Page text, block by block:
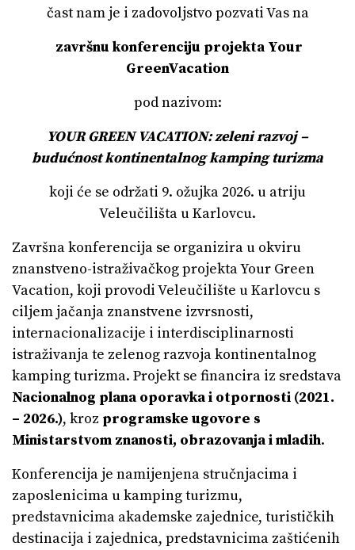
čast nam je i zadovoljstvo pozvati Vas na
završnu konferenciju projekta Your
GreenVacation
pod nazivom:
YOUR GREEN VACATION: zeleni razvoj –
budućnost kontinentalnog kamping turizma
koji će se održati 9. ožujka 2026. u atriju
Veleučilišta u Karlovcu.
Završna konferencija se organizira u okviru
znanstveno-istraživačkog projekta Your Green
Vacation, koji provodi Veleučilište u Karlovcu s
ciljem jačanja znanstvene izvrsnosti,
internacionalizacije i interdisciplinarnosti
istraživanja te zelenog razvoja kontinentalnog
kamping turizma. Projekt se financira iz sredstava
Nacionalnog plana oporavka i otpornosti (2021.
– 2026.), kroz programske ugovore s
Ministarstvom znanosti, obrazovanja i mladih.
Konferencija je namijenjena stručnjacima i
zaposlenicima u kamping turizmu,
predstavnicima akademske zajednice, turističkih
destinacija i zajednica, predstavnicima zaštićenih